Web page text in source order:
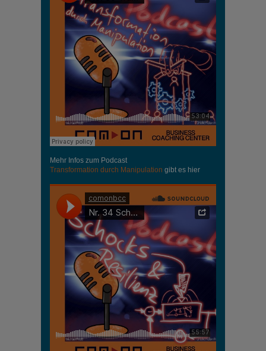
Mehr Infos zum Podcast
Transformation durch Manipulation gibt es hier